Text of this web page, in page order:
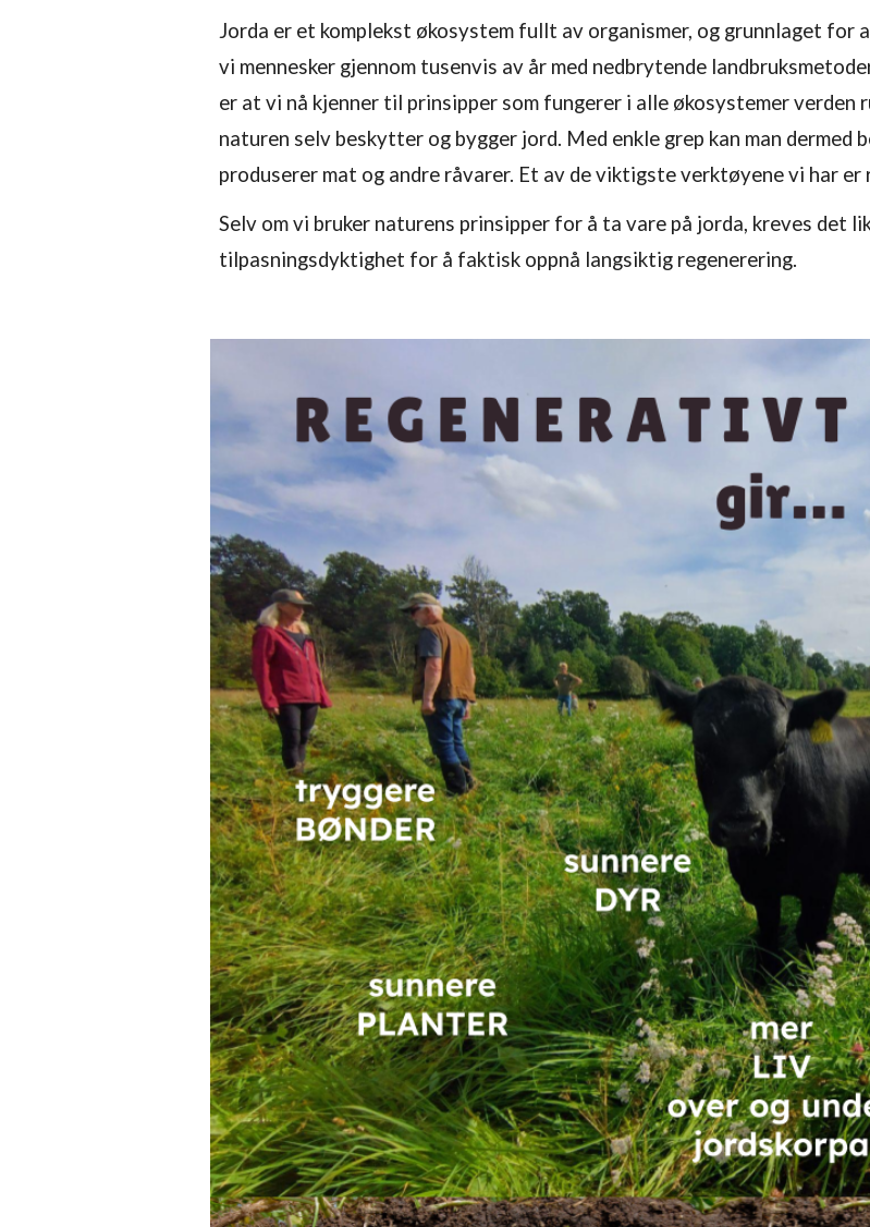
Jorda er et komplekst økosystem fullt av organismer, og grunnlaget for
vi mennesker gjennom tusenvis av år med nedbrytende
er at vi nå kjenner til prinsipper som fungerer i alle økosystemer verden
naturen selv beskytter og bygger jord. Med enkle grep kan man dermed
produserer mat og andre råvarer. Et av de viktigste verktøyene vi har
Selv om vi bruker naturens prinsipper for å ta vare på jorda, kreves det
tilpasningsdyktighet for å faktisk oppnå langsiktig regenerering.